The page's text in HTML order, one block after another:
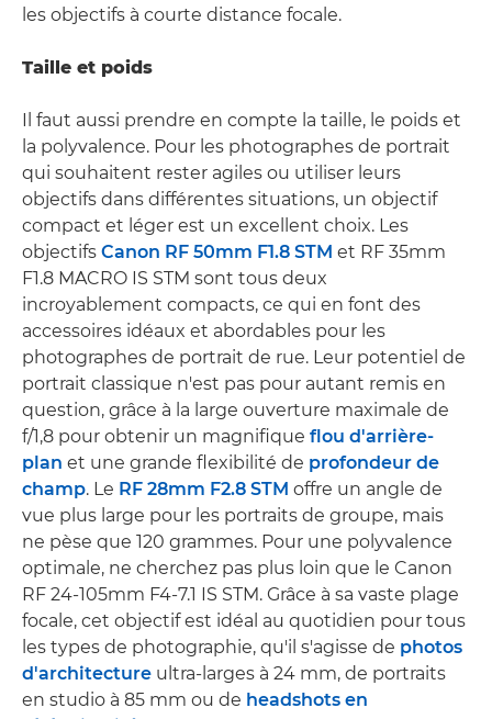
les objectifs à courte distance focale.
Taille et poids
Il faut aussi prendre en compte la taille, le poids et
la polyvalence. Pour les photographes de portrait
qui souhaitent rester agiles ou utiliser leurs
objectifs dans différentes situations, un objectif
compact et léger est un excellent choix. Les
objectifs Canon RF 50mm F1.8 STM et RF 35mm
F1.8 MACRO IS STM sont tous deux
incroyablement compacts, ce qui en font des
accessoires idéaux et abordables pour les
photographes de portrait de rue. Leur potentiel de
portrait classique n'est pas pour autant remis en
question, grâce à la large ouverture maximale de
f/1,8 pour obtenir un magnifique flou d'arrière-
plan et une grande flexibilité de profondeur de
champ. Le RF 28mm F2.8 STM offre un angle de
vue plus large pour les portraits de groupe, mais
ne pèse que 120 grammes. Pour une polyvalence
optimale, ne cherchez pas plus loin que le Canon
RF 24-105mm F4-7.1 IS STM. Grâce à sa vaste plage
focale, cet objectif est idéal au quotidien pour tous
les types de photographie, qu'il s'agisse de photos
d'architecture ultra-larges à 24 mm, de portraits
en studio à 85 mm ou de headshots en